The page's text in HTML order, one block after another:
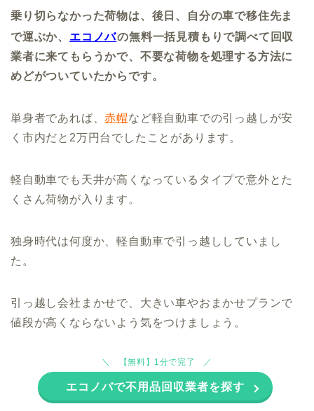
乗り切らなかった荷物は、後日、自分の車で移住先ま
で運ぶか、 エコノバの無料一括見積もりで調べて回収
業者に来てもらうかで、不要な荷物を処理する方法に
めどがついていたからです。
単身者であれば、赤帽など軽自動車での引っ越しが安
く市内だと2万円台でしたことがあります。
軽自動車でも天井が高くなっているタイプで意外とた
くさん荷物が入ります。
独身時代は何度か、軽自動車で引っ越ししていまし
た。
引っ越し会社まかせで、大きい車やおまかせプランで
値段が高くならないよう気をつけましょう。
【無料】1分で完了
エコノバで不用品回収業者を探す